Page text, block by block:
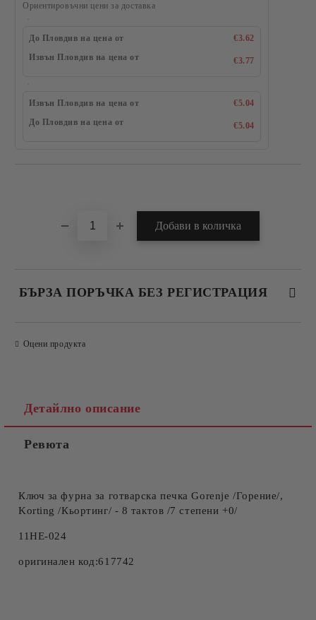
Ориентировъчни цени за доставка
До Пловдив на цена от
€3.62
Извън Пловдив на цена от
€3.77
Извън Пловдив на цена от
€5.04
До Пловдив на цена от
€5.04
БЪРЗА ПОРЪЧКА БЕЗ РЕГИСТРАЦИЯ
Оцени продукта
Детайлно описание
Ревюта
Ключ за фурна за готварска печкаGorenje /Горение/,
Korting /Кьортинг/ - 8 тактов /7 степени +0/
11НЕ-024
оригинален код:617742